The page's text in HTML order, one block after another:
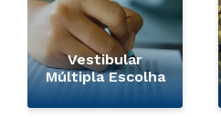
Vestibular
Múltipla Escolha